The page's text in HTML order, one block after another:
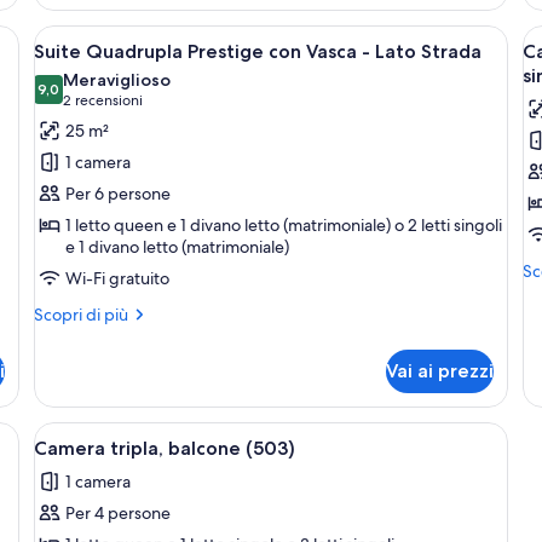
una sedia, un tavolino e una finestra con tende.
Apri
tutte
le
foto
per
Suite
Quadrupla
Prestige
con
Vasca
-
Camera d'albergo con un letto, una
6
Suite Quadrupla Prestige con Vasca - Lato Strada
9,09,0 su 10
Meraviglioso
2 recensioni
(2
recensioni)
25 m²
1 camera
Per 6 persone
1 letto queen e 1 divano letto (matrimoniale) o 2 letti singoli
e 1 divano letto (matrimoniale)
Wi-Fi gratuito
Scopri di più
Altri
Quadrupla
Prestige
con
Lato
Vai ai prezzi
le
una sedia, un tavolino e una parete decorata.
Apri
tutte
le
foto
Una camera d'albergo con due letti,
5
Camera tripla, balcone (503)
1 camera
Per 4 persone